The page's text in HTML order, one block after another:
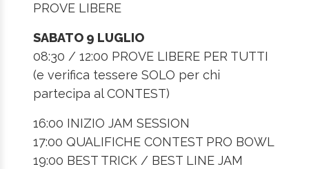
PROVE LIBERE
SABATO 9 LUGLIO
08:30 / 12:00 PROVE LIBERE PER TUTTI
(e verifica tessere SOLO per chi
partecipa al CONTEST)
16:00 INIZIO JAM SESSION
17:00 QUALIFICHE CONTEST PRO BOWL
19:00 BEST TRICK / BEST LINE JAM